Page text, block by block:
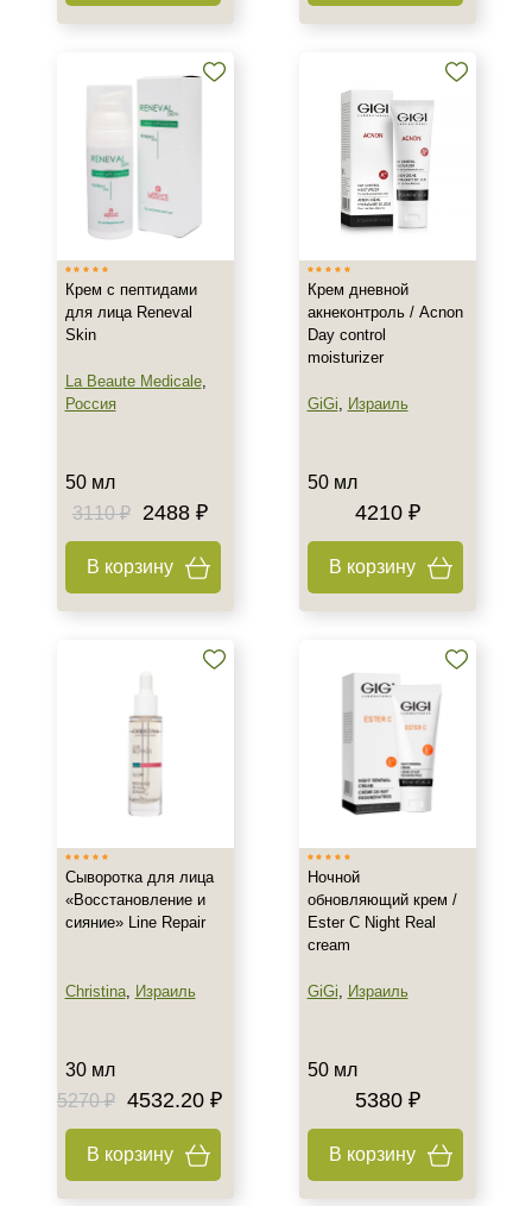
Любой возраст (от 18 лет)
Действие
Восстановление
Обновление
Показать еще
Назначение против
Обновление клеток
Показать еще
Область применения
Тело
Объём
30 мл
50 мл
Крем с пептидами
для лица Reneval
Skin
La Beaute Medicale,
Россия
50 мл
3110 ₽
2488 ₽
В корзину
Крем дневной
акнеконтроль / Acnon
Day control
moisturizer
GiGi, Израиль
50 мл
4210 ₽
В корзину
Сыворотка для лица
«Восстановление и
сияние» Line Repair
Christina, Израиль
30 мл
5270 ₽ 4532.20 ₽
В корзину
Ночной
обновляющий крем /
Ester C Night Real
cream
GiGi, Израиль
50 мл
5380 ₽
В корзину